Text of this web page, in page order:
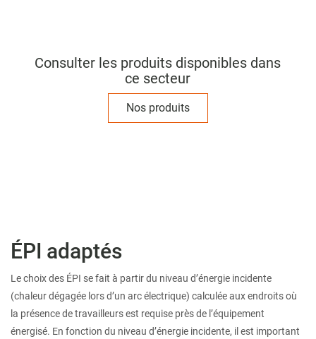
Consulter les produits disponibles dans
ce secteur
Nos produits
ÉPI adaptés
Le choix des ÉPI se fait à partir du niveau d’énergie incidente
(chaleur dégagée lors d’un arc électrique) calculée aux endroits où
la présence de travailleurs est requise près de l’équipement
énergisé. En fonction du niveau d’énergie incidente, il est important